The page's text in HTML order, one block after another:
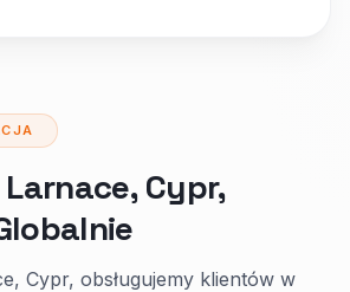
Cypr,
Cypr, obsługujemy klientów w